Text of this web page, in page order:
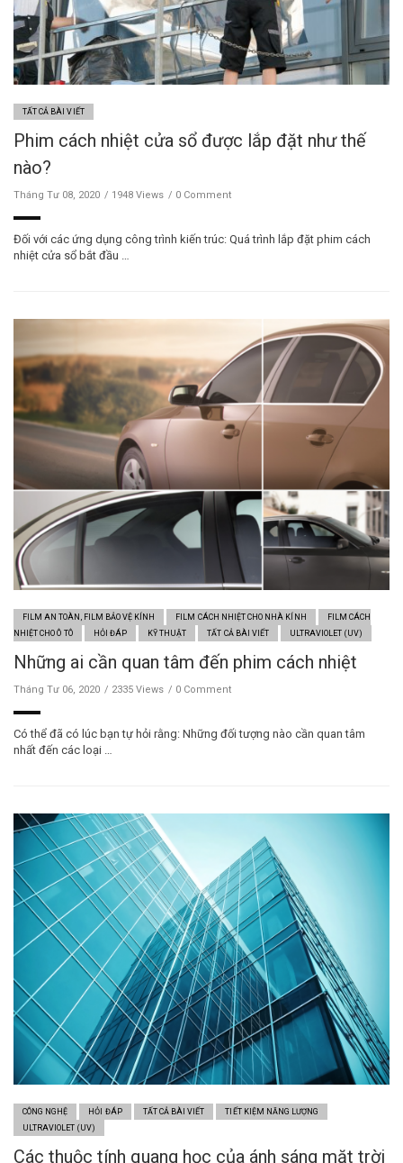
TẤT CẢ BÀI VIẾT
Phim cách nhiệt cửa sổ được lắp đặt như thế
nào?
Tháng Tư 08, 2020 1948 Views 0 Comment
Đối với các ứng dụng công trình kiến trúc: Quá trình lắp đặt phim cách
nhiệt cửa sổ bắt đầu …
FILM AN TOÀN, FILM BẢO VỆ KÍNH FILM CÁCH NHIỆT CHO NHÀ KÍNH
FILM CÁCH
NHIỆT CHO Ô TÔ
HỎI ĐÁP KỸ THUẬT TẤT CẢ BÀI VIẾT ULTRAVIOLET (UV)
Những ai cần quan tâm đến phim cách nhiệt
Tháng Tư 06, 2020 2335 Views 0 Comment
Có thể đã có lúc bạn tự hỏi rằng: Những đối tượng nào cần quan tâm
nhất đến các loại …
CÔNG NGHỆ HỎI ĐÁP TẤT CẢ BÀI VIẾT
TIẾT KIỆM NĂNG LƯỢNG
ULTRAVIOLET (UV)
Các thuộc tính quang học của ánh sáng mặt trời